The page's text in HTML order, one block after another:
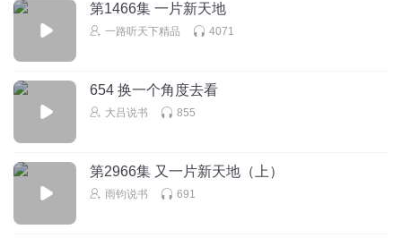
第1466集 一片新天地
一路听天下精品 4071
654 换一个角度去看
大吕说书 855
第2966集 又一片新天地（上）
雨钧说书 691